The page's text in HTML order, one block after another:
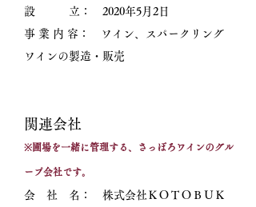
設 立： 2020年5月2日​
事 業 内 容： ワイン、スパークリング
ワインの製造・販売
​関連会社
※圃場を一緒に管理する、さっぽろワインのグル
ープ会社です。
会 社 名： 株式会社ＫＯＴＯＢＵＫ